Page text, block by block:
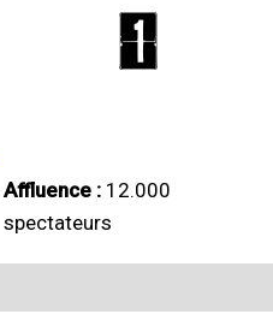
1
Affluence : 12.000
spectateurs